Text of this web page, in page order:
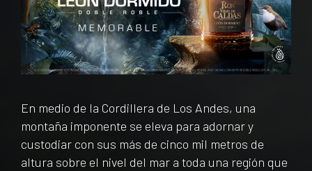
En medio de la Cordillera de Los Andes, una
montaña imponente se eleva para adornar y
custodiar con sus más de cinco mil metros de
altura sobre el nivel del mar a toda una región que